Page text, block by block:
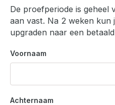
e
h
o
e
p
g
i
De proefperiode is geheel
aan vast. Na 2 weken kun
upgraden naar een
Voornaam
Achternaam